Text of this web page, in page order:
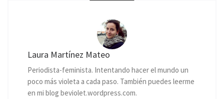
Laura Martínez Mateo
Periodista-feminista. Intentando hacer el mundo un
poco más violeta a cada paso. También puedes leerme
en mi blog beviolet.wordpress.com.